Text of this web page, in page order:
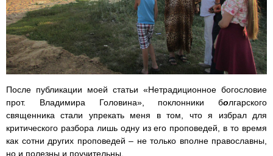
После публикации моей статьи «Нетрадиционное богословие
прот. Владимира Головина», поклонники болгарского
священника стали упрекать меня в том, что я избрал для
критического разбора лишь одну из его проповедей, в то время
как сотни других проповедей – не только вполне православны,
но и полезны и поучительны.